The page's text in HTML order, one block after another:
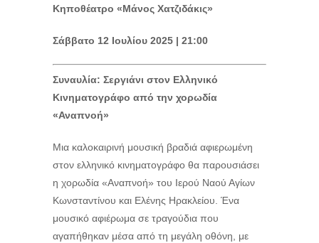
Κηποθέατρο «Μάνος Χατζιδάκις»
Σάββατο 12 Ιουλίου 2025 | 21:00
Συναυλία: Σεργιάνι στον Ελληνικό
Κινηματογράφο από την χορωδία
«Αναπνοή»
Μια καλοκαιρινή μουσική βραδιά αφιερωμένη
στον ελληνικό κινηματογράφο θα παρουσιάσει
η χορωδία «Αναπνοή» του Ιερού Ναού Αγίων
Κωνσταντίνου και Ελένης Ηρακλείου. Ένα
μουσικό αφιέρωμα σε τραγούδια που
αγαπήθηκαν μέσα από τη μεγάλη οθόνη, με